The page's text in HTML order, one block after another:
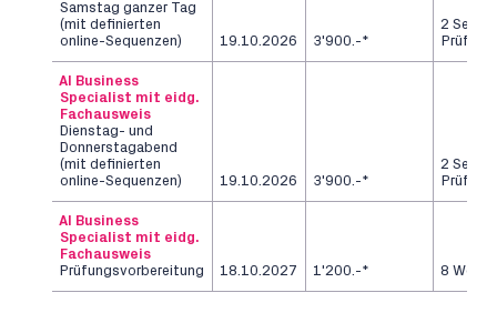
Samstag ganzer Tag
(mit definierten
online-Sequenzen)
19.10.2026 3'900.-*
2
AI Business
Specialist mit eidg.
Fachausweis
Dienstag- und
Donnerstagabend
(mit definierten
online-Sequenzen)
19.10.2026 3'900.-*
2
AI Business
Specialist mit eidg.
Fachausweis
Prüfungsvorbereitung
18.10.2027 1'200.-* 8